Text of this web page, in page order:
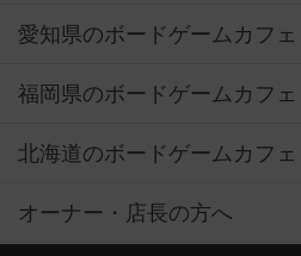
愛知県のボードゲームカフェ
福岡県のボードゲームカフェ
北海道のボードゲームカフェ
オーナー・店長の方へ